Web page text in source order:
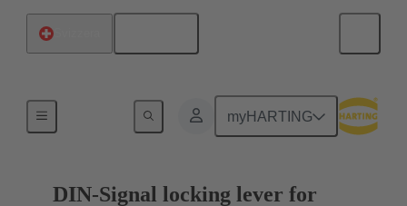
myHARTING
DIN-Signal locking lever for